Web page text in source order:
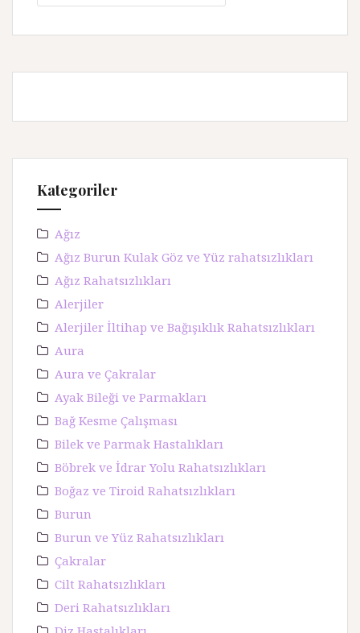
a
m
:
Kategoriler
Ağız
Ağız Burun Kulak Göz ve Yüz rahatsızlıkları
Ağız Rahatsızlıkları
Alerjiler
Alerjiler İltihap ve Bağışıklık Rahatsızlıkları
Aura
Aura ve Çakralar
Ayak Bileği ve Parmakları
Bağ Kesme Çalışması
Bilek ve Parmak Hastalıkları
Böbrek ve İdrar Yolu Rahatsızlıkları
Boğaz ve Tiroid Rahatsızlıkları
Burun
Burun ve Yüz Rahatsızlıkları
Çakralar
Cilt Rahatsızlıkları
Deri Rahatsızlıkları